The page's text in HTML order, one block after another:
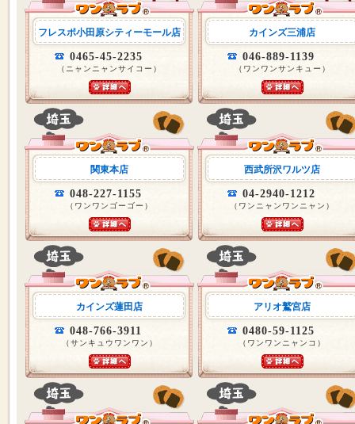
フレスポ小田原シティーモール店
0465-45-2235
（ニャンニャンサイコー）
カインズ三浦店
046-889-1139
（ワンワンサンキュー）
関東本店
048-227-1155
（ワンワンゴーゴー）
西武所沢ワルツ店
04-2940-1212
（ワンニャンワンニャン）
カインズ蓮田店
048-766-3911
（サンキュウワンワン）
アリオ鷲宮店
0480-59-1125
（ワンワンニャンコ）